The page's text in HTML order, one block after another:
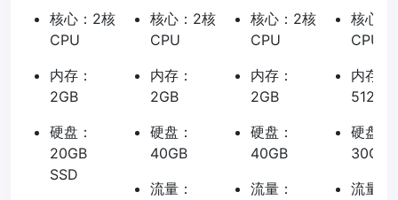
核心：2核
CPU
内存：
2GB
硬盘：
20GB
SSD
核心：2核
CPU
内存：
2GB
硬盘：
40GB
流量：
核心：2核
CPU
内存：
2GB
硬盘：
40GB
流量：
核心：
CPU
内存：
512MB
硬盘：
30GB
流量：